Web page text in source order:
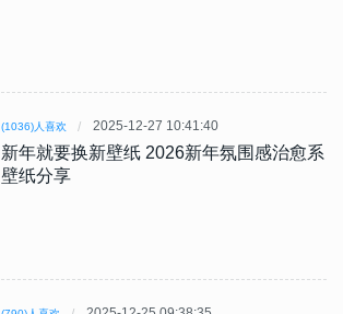
(1036)人喜欢 2025-12-27 10:41:40
新年就要换新壁纸 2026新年氛围感治愈系
壁纸分享